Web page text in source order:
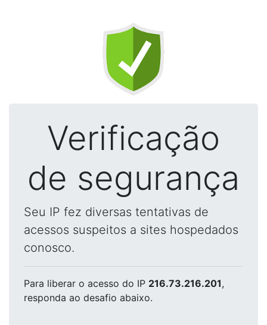
Verificação
de segurança
Seu IP fez diversas tentativas de
acessos suspeitos a sites hospedados
conosco.
Para liberar o acesso do IP 216.73.216.201,
responda ao desafio abaixo.